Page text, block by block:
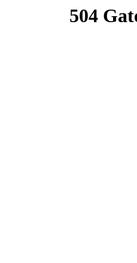
504